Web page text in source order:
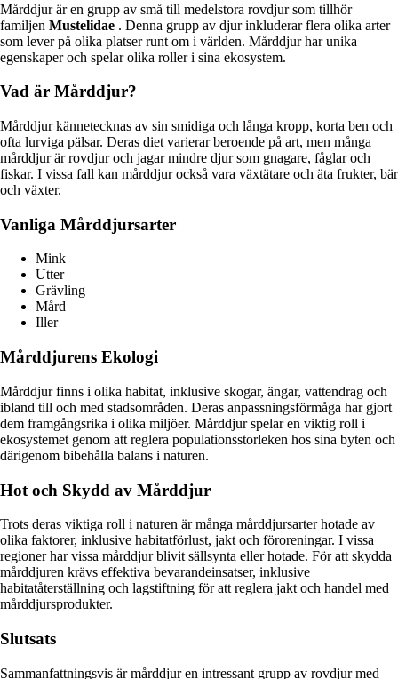
Mårddjur är en grupp av små till medelstora rovdjur som tillhör
familjen Mustelidae . Denna grupp av djur inkluderar flera olika arter
som lever på olika platser runt om i världen. Mårddjur har unika
egenskaper och spelar olika roller i sina ekosystem.
Vad är Mårddjur?
Mårddjur kännetecknas av sin smidiga och långa kropp, korta ben och
ofta lurviga pälsar. Deras diet varierar beroende på art, men många
mårddjur är rovdjur och jagar mindre djur som gnagare, fåglar och
fiskar. I vissa fall kan mårddjur också vara växtätare och äta frukter, bär
och växter.
Vanliga Mårddjursarter
Mink
Utter
Grävling
Mård
Iller
Mårddjurens Ekologi
Mårddjur finns i olika habitat, inklusive skogar, ängar, vattendrag och
ibland till och med stadsområden. Deras anpassningsförmåga har gjort
dem framgångsrika i olika miljöer. Mårddjur spelar en viktig roll i
ekosystemet genom att reglera populationsstorleken hos sina byten och
därigenom bibehålla balans i naturen.
Hot och Skydd av Mårddjur
Trots deras viktiga roll i naturen är många mårddjursarter hotade av
olika faktorer, inklusive habitatförlust, jakt och föroreningar. I vissa
regioner har vissa mårddjur blivit sällsynta eller hotade. För att skydda
mårddjuren krävs effektiva bevarandeinsatser, inklusive
habitatåterställning och lagstiftning för att reglera jakt och handel med
mårddjursprodukter.
Slutsats
Sammanfattningsvis är mårddjur en intressant grupp av rovdjur med